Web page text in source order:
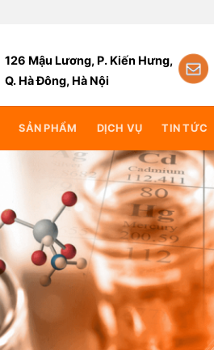
126 Mậu Lương, P. Kiến Hưng,
Q. Hà Đông, Hà Nội
SẢN PHẨM DỊCH VỤ TIN TỨC